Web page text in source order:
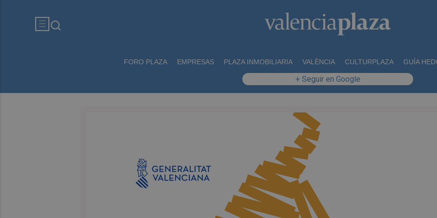
FORO PLAZA EMPRESAS PLAZA INMOBILIARIA VALÈNCIA CULTURPLAZA GUÍA
+ Seguir en Google